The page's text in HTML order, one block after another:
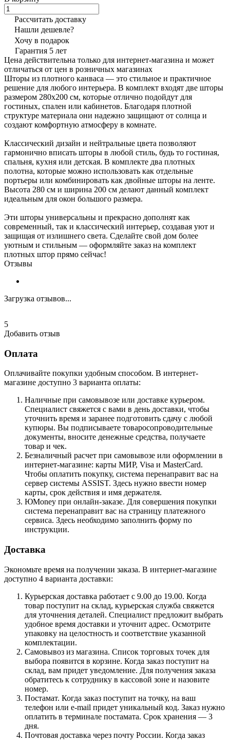
Рассчитать доставку
Нашли дешевле?
Хочу в подарок
Гарантия 5 лет
Цена действительна только для интернет-магазина и может
отличаться от цен в розничных магазинах
Шторы из плотного канваса — это стильное и практичное
решение для любого интерьера. В комплект входят две шторы
размером 280х200 см, которые отлично подойдут для
гостиных, спален или кабинетов. Благодаря плотной
структуре материала они надежно защищают от солнца и
создают комфортную атмосферу в комнате.
Классический дизайн и нейтральные цвета позволяют
гармонично вписать шторы в любой стиль, будь то гостиная,
спальня, кухня или детская. В комплекте два плотных
полотна, которые можно использовать как отдельные
портьеры или комбинировать как двойные шторы на ленте.
Высота 280 см и ширина 200 см делают данный комплект
идеальным для окон большого размера.
Эти шторы универсальны и прекрасно дополнят как
современный, так и классический интерьер, создавая уют и
защищая от излишнего света. Сделайте свой дом более
уютным и стильным — оформляйте заказ на комплект
плотных штор прямо сейчас!
Отзывы
Загрузка отзывов...
5
Добавить отзыв
Оплата
Оплачивайте покупки удобным способом. В интернет-
магазине доступно 3 варианта оплаты:
Наличные при самовывозе или доставке курьером.
Специалист свяжется с вами в день доставки, чтобы
уточнить время и заранее подготовить сдачу с любой
купюры. Вы подписываете товаросопроводительные
документы, вносите денежные средства, получаете
товар и чек.
Безналичный расчет при самовывозе или оформлении в
интернет-магазине: карты МИР, Visa и MasterCard.
Чтобы оплатить покупку, система перенаправит вас на
сервер системы ASSIST. Здесь нужно ввести номер
карты, срок действия и имя держателя.
ЮMoney при онлайн-заказе. Для совершения покупки
система перенаправит вас на страницу платежного
сервиса. Здесь необходимо заполнить форму по
инструкции.
Доставка
Экономьте время на получении заказа. В интернет-магазине
доступно 4 варианта доставки:
Курьерская доставка работает с 9.00 до 19.00. Когда
товар поступит на склад, курьерская служба свяжется
для уточнения деталей. Специалист предложит выбрать
удобное время доставки и уточнит адрес. Осмотрите
упаковку на целостность и соответствие указанной
комплектации.
Самовывоз из магазина. Список торговых точек для
выбора появится в корзине. Когда заказ поступит на
склад, вам придет уведомление. Для получения заказа
обратитесь к сотруднику в кассовой зоне и назовите
номер.
Постамат. Когда заказ поступит на точку, на ваш
телефон или e-mail придет уникальный код. Заказ нужно
оплатить в терминале постамата. Срок хранения — 3
дня.
Почтовая доставка через почту России. Когда заказ